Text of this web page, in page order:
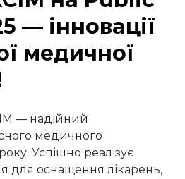
— інновації
медичної
— надійний
медичного
Успішно реалізує
для оснащення лікарень,